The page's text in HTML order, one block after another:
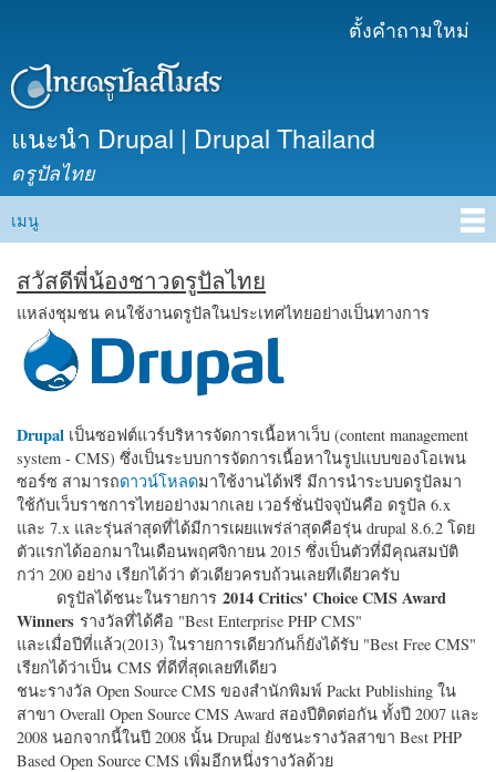
เนื้อหา
ตั้งคำถามใหม่
แนะนำ Drupal | Drupal Thailand
ดรูปัลไทย
Main menu
เมนู
สวัสดีพี่น้องชาวดรูปัลไทย
แหล่งชุมชน คนใช้งานดรูปัลในประเทศไทยอย่างเป็นทางการ
Drupal เป็นซอฟต์แวร์บริหารจัดการเนื้อหาเว็บ (content management
system - CMS) ซึ่งเป็นระบบการจัดการเนื้อหาในรูปแบบของโอเพน
ซอร์ซ สามารถดาวน์โหลดมาใช้งานได้ฟรี มีการนำระบบดรูปัลมา
ใช้กับเว็บราชการไทยอย่างมากเลย เวอร์ชั่นปัจจุบันคือ ดรูปัล 6.x
และ 7.x และรุ่นล่าสุดที่ได้มีการเผยแพร่ล่าสุดคือรุ่น drupal 8.6.2 โดย
ตัวแรกได้ออกมาในเดือนพฤศจิกายน 2015 ซึ่งเป็นตัวที่มีคุณสมบัติ
กว่า 200 อย่าง เรียกได้ว่า ตัวเดียวครบถ้วนเลยทีเดียวครับ
ดรูปัลได้ชนะในรายการ 2014 Critics' Choice CMS Award
Winners รางวัลที่ได้คือ "Best Enterprise PHP CMS"
และเมื่อปีที่แล้ว(2013) ในรายการเดียวกันก็ยังได้รับ "Best Free CMS"
เรียกได้ว่าเป็น CMS ที่ดีที่สุดเลยทีเดียว
ชนะรางวัล Open Source CMS ของสำนักพิมพ์ Packt Publishing ใน
สาขา Overall Open Source CMS Award สองปีติดต่อกัน ทั้งปี 2007 และ
2008 นอกจากนี้ในปี 2008 นั้น Drupal ยังชนะรางวัลสาขา Best PHP
Based Open Source CMS เพิ่มอีกหนึ่งรางวัลด้วย